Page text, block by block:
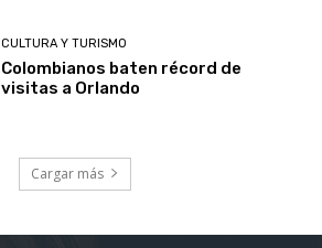
CULTURA Y TURISMO
Colombianos baten récord de
visitas a Orlando
Cargar más